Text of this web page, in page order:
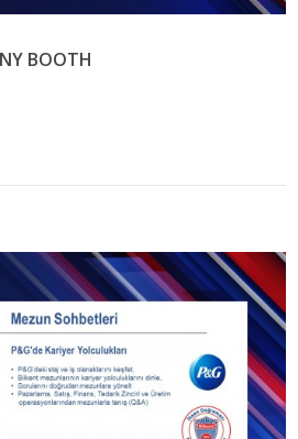
BOOTH